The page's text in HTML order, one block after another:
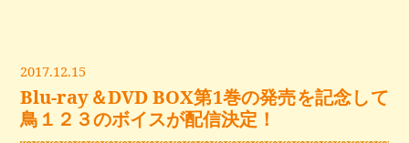
2017.12.15
Blu-ray＆DVD BOX第1巻の発売を記念して
鳥１２３のボイスが配信決定！